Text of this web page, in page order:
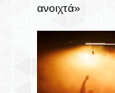
ανοιχτά»